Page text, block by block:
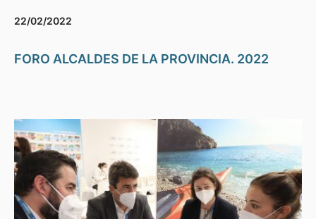
22/02/2022
FORO ALCALDES DE LA PROVINCIA. 2022